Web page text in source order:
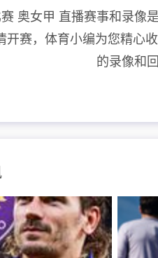
奥女甲 直播赛事和录像
开赛，体育小编为您精心
的录像和